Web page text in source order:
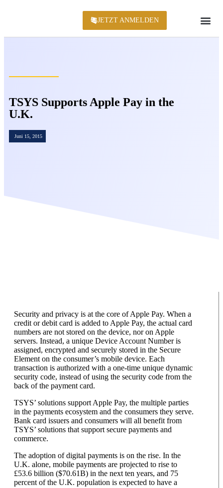
JETZT ANMELDEN
TSYS Supports Apple Pay in the
U.K.
Juni 15, 2015
Security and privacy is at the core of Apple Pay. When a
credit or debit card is added to Apple Pay, the actual card
numbers are not stored on the device, nor on Apple
servers. Instead, a unique Device Account Number is
assigned, encrypted and securely stored in the Secure
Element on the consumer’s mobile device. Each
transaction is authorized with a one-time unique dynamic
security code, instead of using the security code from the
back of the payment card.
TSYS’ solutions support Apple Pay, the multiple parties
in the payments ecosystem and the consumers they serve.
Bank card issuers and consumers will all benefit from
TSYS’ solutions that support secure payments and
commerce.
The adoption of digital payments is on the rise. In the
U.K. alone, mobile payments are projected to rise to
£53.6 billion ($70.61B) in the next ten years, and 75
percent of the U.K. population is expected to have a